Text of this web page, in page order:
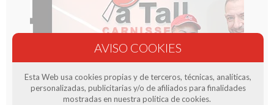
Producte venut per Tall a Tall Carnissers
Esta Web usa cookies propias y de terceros, técnicas, analíticas,
personalizadas, publicitarias y/o de afiliados para finalidades
mostradas en nuestra política de cookies.